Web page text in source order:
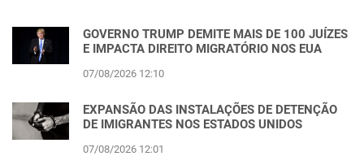
GOVERNO TRUMP DEMITE MAIS DE 100 JUÍZES
E IMPACTA DIREITO MIGRATÓRIO NOS EUA
07/08/2026 12:10
EXPANSÃO DAS INSTALAÇÕES DE DETENÇÃO
DE IMIGRANTES NOS ESTADOS UNIDOS
07/08/2026 12:01